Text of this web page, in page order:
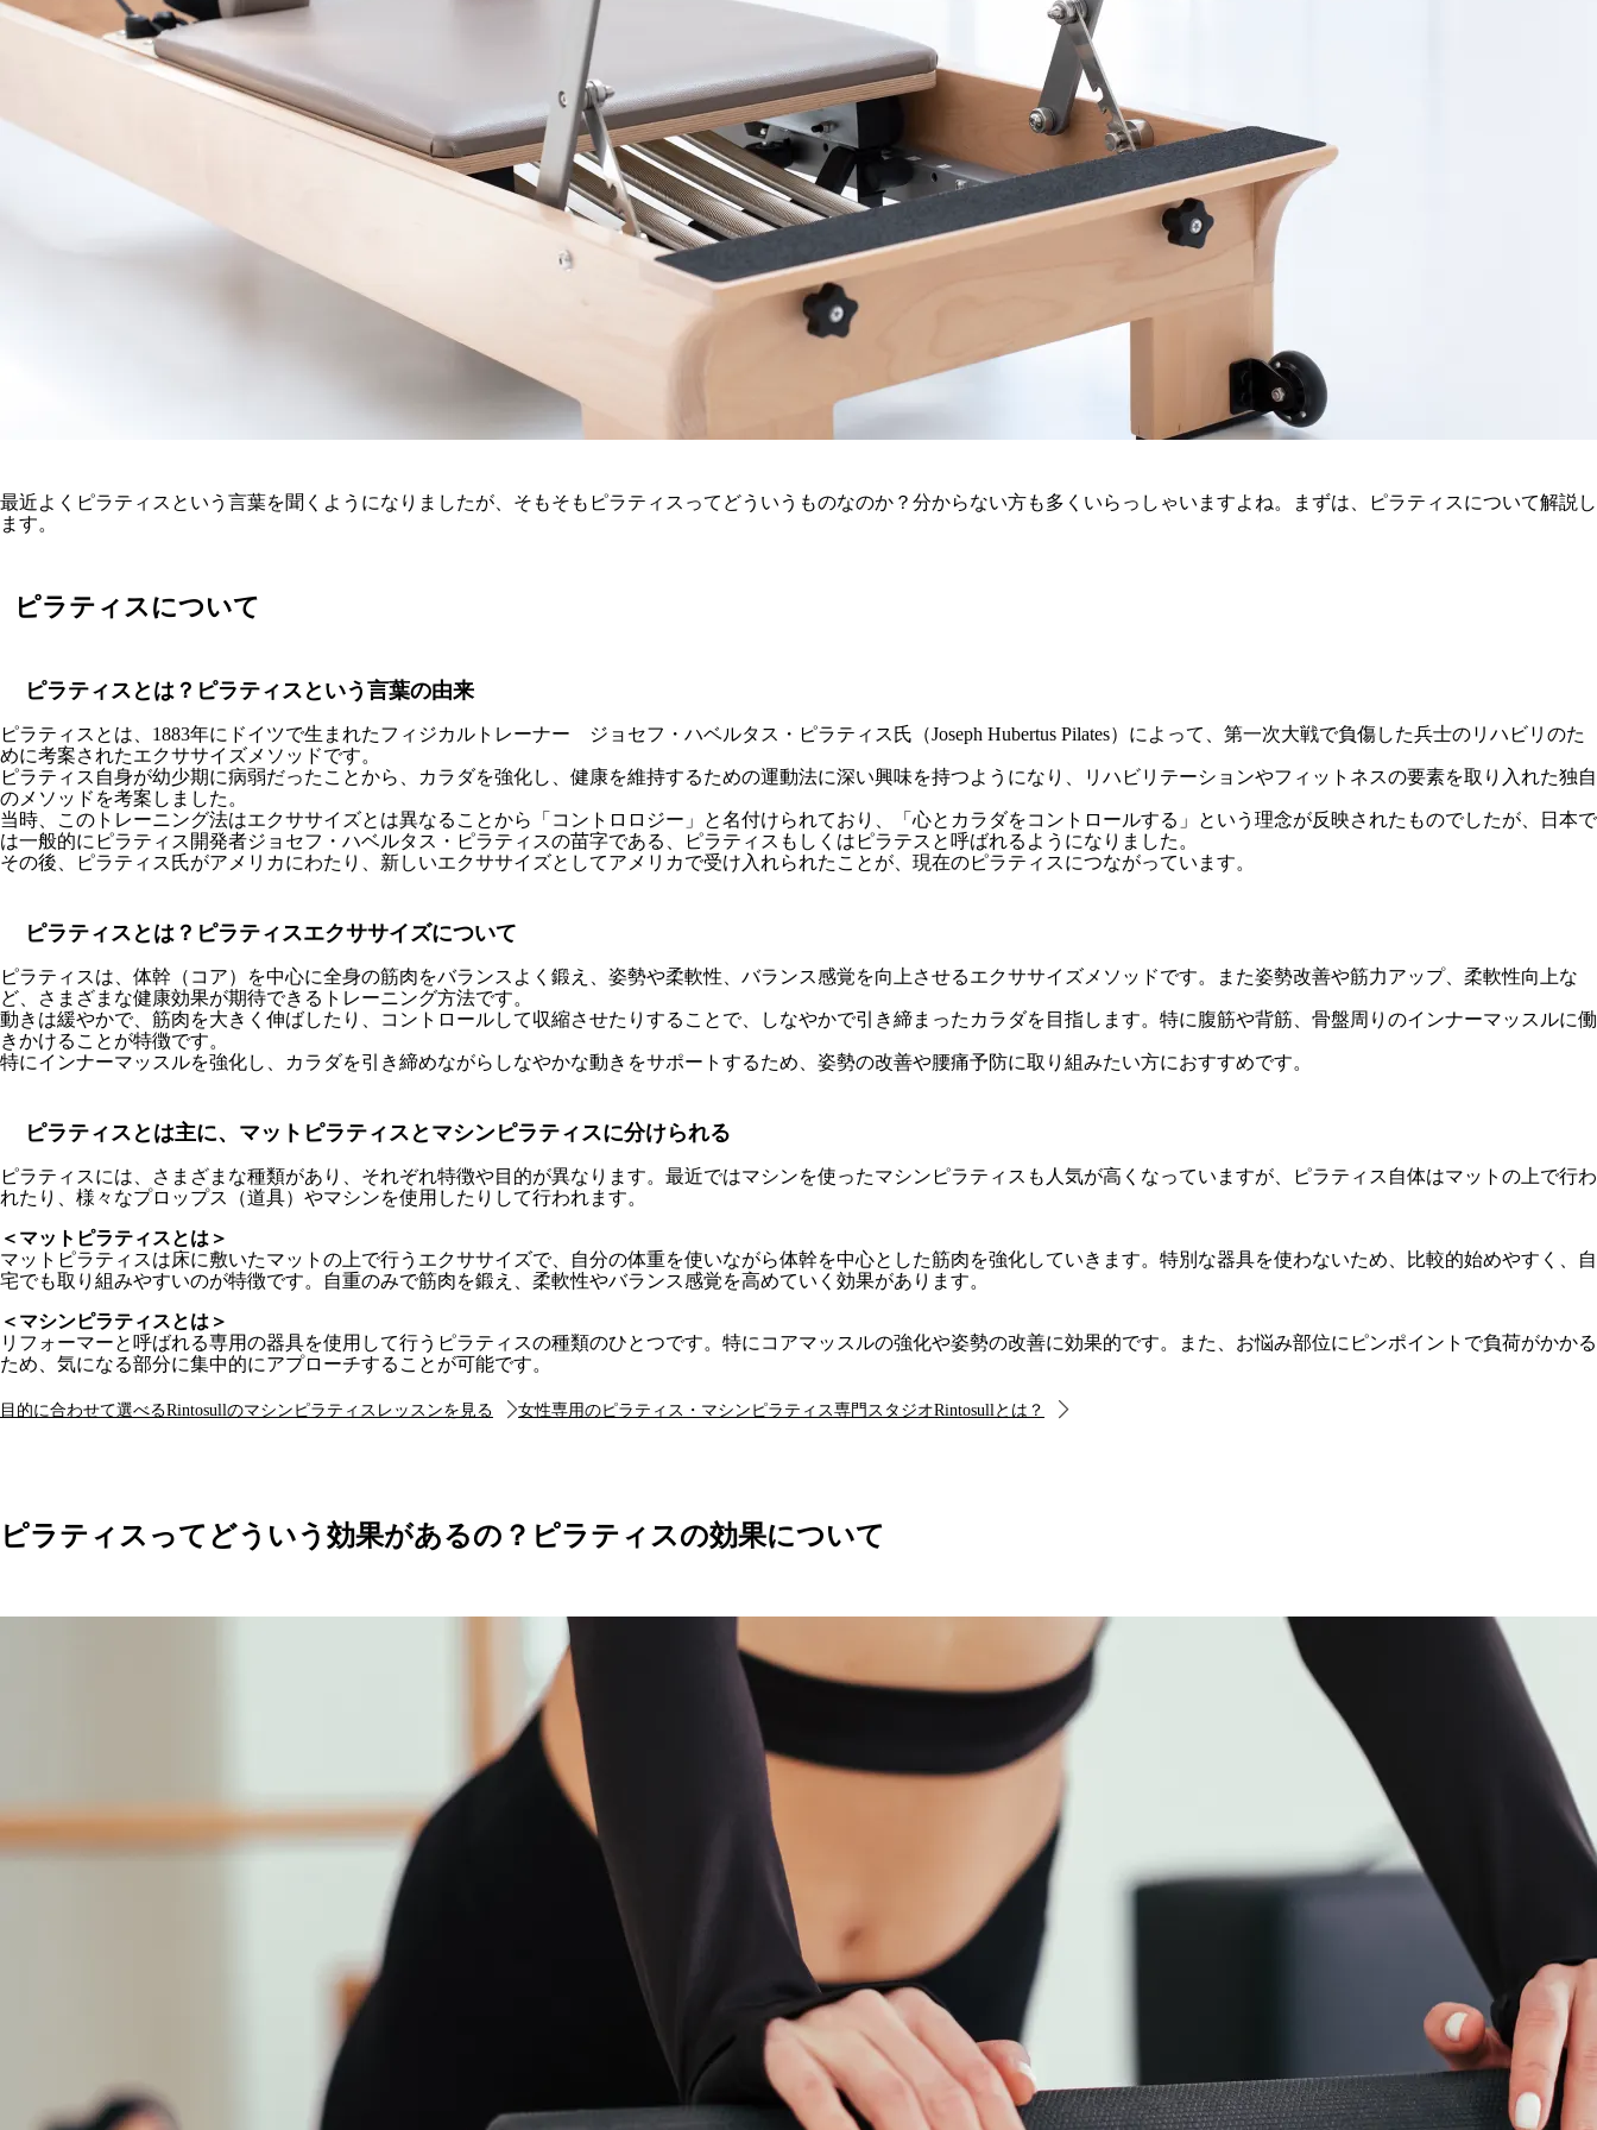
最近よくピラティスという言葉を聞くようになりましたが、そもそもピラティスってどういうものなのか？分からない方も多くいらっしゃいますよね。まずは、ピラティスについて解説し
ます。
ピラティスについて
ピラティスとは？ピラティスという言葉の由来
ピラティスとは、1883年にドイツで生まれたフィジカルトレーナー
ジョセフ・ハベルタス・ピラティス氏（Joseph Hubertus Pilates）によって、第一次大戦で負傷した兵士のリハビリのた
めに考案されたエクササイズメソッドです。
ピラティス自身が幼少期に病弱だったことから、カラダを強化し、健康を維持するための運動法に深い興味を持つようになり、リハビリテーションやフィットネスの要素を取り入れた独自
のメソッドを考案しました。
当時、このトレーニング法はエクササイズとは異なることから「コントロロジー」と名付けられており、「心とカラダをコントロールする」という理念が反映されたものでしたが、日本で
は一般的にピラティス開発者ジョセフ・ハベルタス・ピラティスの苗字である、ピラティスもしくはピラテスと呼ばれるようになりました。
その後、ピラティス氏がアメリカにわたり、新しいエクササイズとしてアメリカで受け入れられたことが、現在のピラティスにつながっています。
ピラティスとは？ピラティスエクササイズについて
ピラティスは、体幹（コア）を中心に全身の筋肉をバランスよく鍛え、姿勢や柔軟性、バランス感覚を向上させるエクササイズメソッドです。また姿勢改善や筋力アップ、柔軟性向上な
ど、さまざまな健康効果が期待できるトレーニング方法です。
動きは緩やかで、筋肉を大きく伸ばしたり、コントロールして収縮させたりすることで、しなやかで引き締まったカラダを目指します。特に腹筋や背筋、骨盤周りのインナーマッスルに働
きかけることが特徴です。
特にインナーマッスルを強化し、カラダを引き締めながらしなやかな動きをサポートするため、姿勢の改善や腰痛予防に取り組みたい方におすすめです。
ピラティスとは主に、マットピラティスとマシンピラティスに分けられる
ピラティスには、さまざまな種類があり、それぞれ特徴や目的が異なります。最近ではマシンを使ったマシンピラティスも人気が高くなっていますが、ピラティス自体はマットの上で行わ
れたり、様々なプロップス（道具）やマシンを使用したりして行われます。
＜マットピラティスとは＞
マットピラティスは床に敷いたマットの上で行うエクササイズで、自分の体重を使いながら体幹を中心とした筋肉を強化していきます。特別な器具を使わないため、比較的始めやすく、自
宅でも取り組みやすいのが特徴です。自重のみで筋肉を鍛え、柔軟性やバランス感覚を高めていく効果があります。
＜マシンピラティスとは＞
リフォーマーと呼ばれる専用の器具を使用して行うピラティスの種類のひとつです。特にコアマッスルの強化や姿勢の改善に効果的です。また、お悩み部位にピンポイントで負荷がかかる
ため、気になる部分に集中的にアプローチすることが可能です。
目的に合わせて選べるRintosullのマシンピラティスレッスンを見る 女性専用のピラティス・マシンピラティス専門スタジオRintosullとは？
ピラティスってどういう効果があるの？ピラティスの効果について